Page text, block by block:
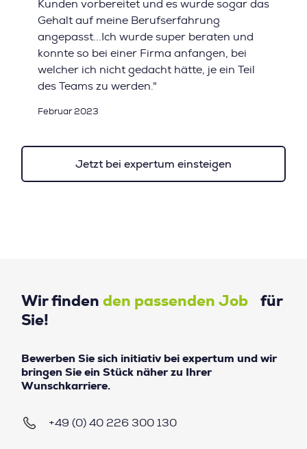
Kunden vorbereitet und es wurde sogar das
Gehalt auf meine Berufserfahrung
angepasst...Ich wurde super beraten und
konnte so bei einer Firma anfangen, bei
welcher ich nicht gedacht hätte, je ein Teil
des Teams zu werden."
Februar 2023
Jetzt bei expertum einsteigen
Wir finden den passenden Job für
Sie!
Bewerben Sie sich initiativ bei expertum und wir
bringen Sie ein Stück näher zu Ihrer
Wunschkarriere.
+49 (0) 40 226 300 130